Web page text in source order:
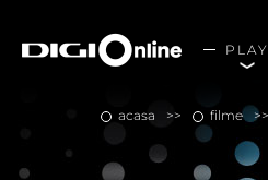
PLAY
acasa filme